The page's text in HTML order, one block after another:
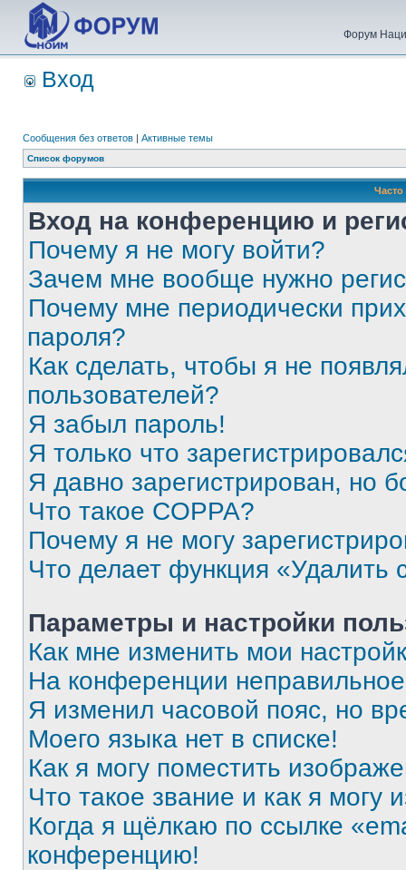
Форум
Вход
Сообщения без ответов | Активные темы
Список форумов
Вход на конференцию и
Почему я не могу войти?
Зачем мне вообще нужно
Почему мне периодически
пароля?
Как сделать, чтобы я не
пользователей?
Я забыл пароль!
Я только что
Я давно зарегистрирован, но
Что такое COPPA?
Почему я не могу
Что делает функция «Удалить
Параметры и настройки
Как мне изменить мои
На конференции
Я изменил часовой пояс, но
Моего языка нет в списке!
Как я могу поместить
Что такое звание и как я могу
Когда я щёлкаю по ссылке
конференцию!